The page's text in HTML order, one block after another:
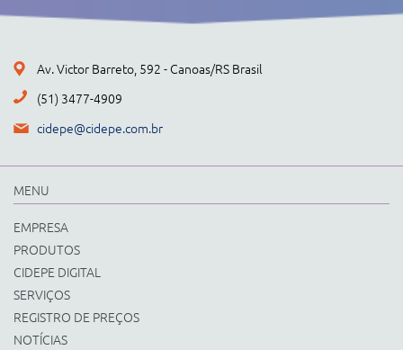
Av. Victor Barreto, 592 - Canoas/RS Brasil
(51) 3477-4909
cidepe@cidepe.com.br
MENU
EMPRESA
PRODUTOS
CIDEPE DIGITAL
SERVIÇOS
REGISTRO DE PREÇOS
NOTÍCIAS